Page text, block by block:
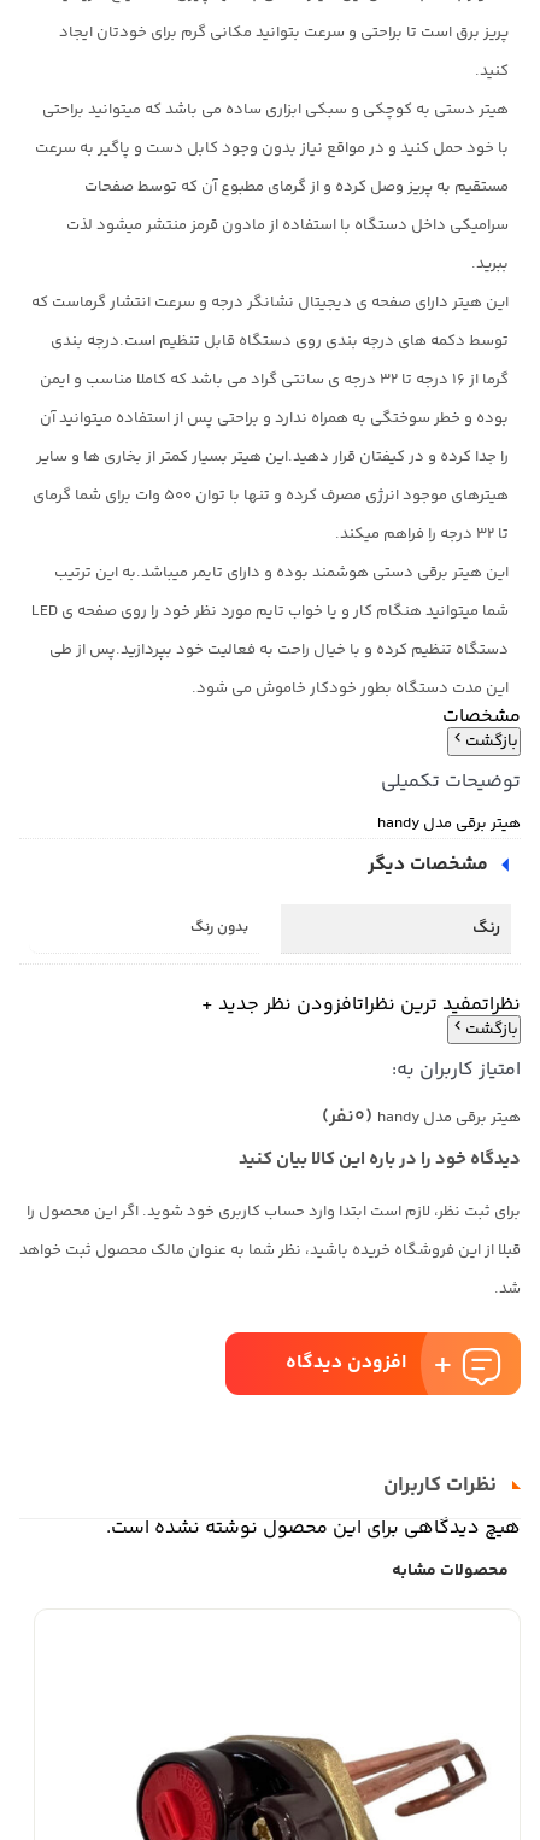
پریز برق است تا براحتی و سرعت بتوانید مکانی گرم برای خودتان ایجاد
کنید.
هیتر دستی به کوچکی و سبکی ابزاری ساده می باشد که میتوانید براحتی
با خود حمل کنید و در مواقع نیاز بدون وجود کابل دست و پاگیر به سرعت
مستقیم به پریز وصل کرده و از گرمای مطبوع آن که توسط صفحات
سرامیکی داخل دستگاه با استفاده از مادون قرمز منتشر میشود لذت
ببرید.
این هیتر دارای صفحه ی دیجیتال نشانگر درجه و سرعت انتشار گرماست که
توسط دکمه های درجه بندی روی دستگاه قابل تنظیم است.درجه بندی
گرما از ۱۶ درجه تا ۳۲ درجه ی سانتی گراد می باشد که کاملا مناسب و ایمن
بوده و خطر سوختگی به همراه ندارد و براحتی پس از استفاده میتوانید آن
را جدا کرده و در کیفتان قرار دهید.این هیتر بسیار کمتر از بخاری ها و سایر
هیترهای موجود انرژی مصرف کرده و تنها با توان ۵۰۰ وات برای شما گرمای
تا ۳۲ درجه را فراهم میکند.
این هیتر برقی دستی هوشمند بوده و دارای تایمر میباشد.به این ترتیب
شما میتوانید هنگام کار و یا خواب تایم مورد نظر خود را روی صفحه ی LED
دستگاه تنظیم کرده و با خیال راحت به فعالیت خود بپردازید.پس از طی
این مدت دستگاه بطور خودکار خاموش می شود.
مشخصات
بازگشت
توضیحات تکمیلی
هیتر برقی مدل handy
مشخصات دیگر
رنگ بدون رنگ
نظراتمفید ترین نظراتافزودن نظر جدید +
بازگشت
امتیاز کاربران به:
هیتر برقی مدل handy (0نفر)
دیدگاه خود را در باره این کالا بیان کنید
برای ثبت نظر، لازم است ابتدا وارد حساب کاربری خود شوید. اگر این محصول را
قبلا از این فروشگاه خریده باشید، نظر شما به عنوان مالک محصول ثبت خواهد
شد.
افزودن دیدگاه
نظرات کاربران
هیچ دیدگاهی برای این محصول نوشته نشده است.
محصولات مشابه